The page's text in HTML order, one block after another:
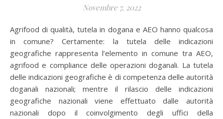
Novembre 7, 2022
Agrifood di qualità, tutela in dogana e AEO hanno qualcosa
in comune? Certamente: la tutela delle indicazioni
geografiche rappresenta l’elemento in comune tra AEO,
agrifood e compliance delle operazioni doganali. La tutela
delle indicazioni geografiche è di competenza delle autorità
doganali nazionali; mentre il rilascio delle indicazioni
geografiche nazionali viene effettuato dalle autorità
nazionali dopo il coinvolgimento degli uffici della